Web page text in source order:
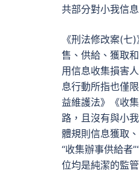
共部分對小我信
《刑法修改案(
售、供給、獲取
用信息收集損害
息行動所指也僅
益維護法》《收
路，且沒有與小
體規則信息獲取
“收集辦事供給者
位均是純潔的監